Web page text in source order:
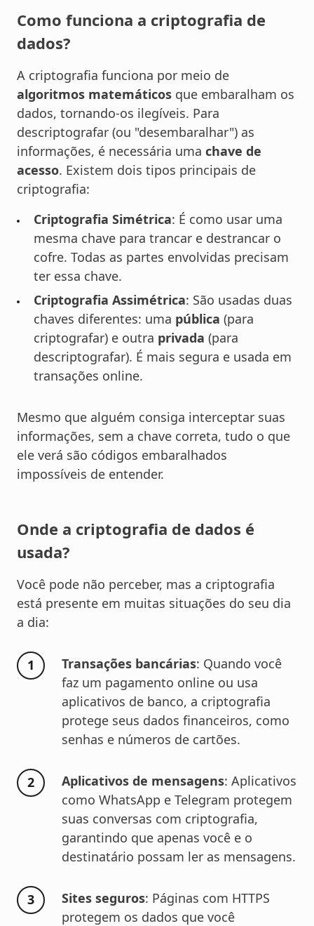
Como funciona a criptografia de
dados?
A criptografia funciona por meio de
algoritmos matemáticos que embaralham os
dados, tornando-os ilegíveis. Para
descriptografar (ou "desembaralhar") as
informações, é necessária uma chave de
acesso. Existem dois tipos principais de
criptografia:
Criptografia Simétrica: É como usar uma
mesma chave para trancar e destrancar o
cofre. Todas as partes envolvidas precisam
ter essa chave.
Criptografia Assimétrica: São usadas duas
chaves diferentes: uma pública (para
criptografar) e outra privada (para
descriptografar). É mais segura e usada em
transações online.
Mesmo que alguém consiga interceptar suas
informações, sem a chave correta, tudo o que
ele verá são códigos embaralhados
impossíveis de entender.
Onde a criptografia de dados é
usada?
Você pode não perceber, mas a criptografia
está presente em muitas situações do seu dia
a dia:
Transações bancárias: Quando você
faz um pagamento online ou usa
aplicativos de banco, a criptografia
protege seus dados financeiros, como
senhas e números de cartões.
Aplicativos de mensagens: Aplicativos
como WhatsApp e Telegram protegem
suas conversas com criptografia,
garantindo que apenas você e o
destinatário possam ler as mensagens.
Sites seguros: Páginas com HTTPS
protegem os dados que você